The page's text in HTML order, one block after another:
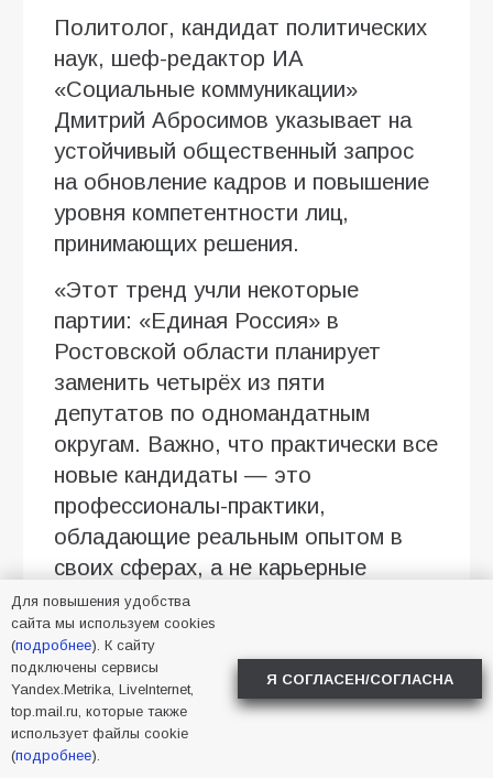
Политолог, кандидат политических
наук, шеф-редактор ИА
«Социальные коммуникации»
Дмитрий Абросимов указывает на
устойчивый общественный запрос
на обновление кадров и повышение
уровня компетентности лиц,
принимающих решения.
«Этот тренд учли некоторые
партии: «Единая Россия» в
Ростовской области планирует
заменить четырёх из пяти
депутатов по одномандатным
округам. Важно, что практически все
новые кандидаты — это
профессионалы-практики,
обладающие реальным опытом в
своих сферах, а не карьерные
политики», — отмечает Абросимов.
Говоря о расстановке сил, эксперт
прогнозирует уверенное лидерство
«Единой России» согласно данным
социологических опросов. При этом
основная интрига кампании
Для повышения удобства
сайта мы используем cookies
(подробнее). К сайту
подключены сервисы
Yandex.Metrika, LiveInternet,
top.mail.ru, которые также
использует файлы cookie
(подробнее).
Я СОГЛАСЕН/СОГЛАСНА